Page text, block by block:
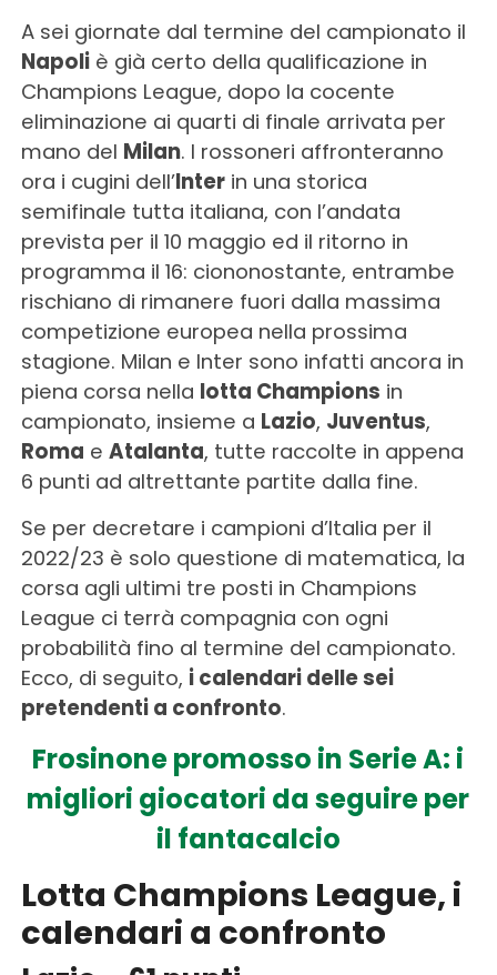
A sei giornate dal termine del campionato il
Napoliè già certo della qualificazione in
Champions League, dopo la cocente
eliminazione ai quarti di finale arrivata per
mano del Milan. I rossoneri affronteranno
ora i cugini dell’Interin una storica
semifinale tutta italiana, con l’andata
prevista per il 10 maggio ed il ritorno in
programma il 16: ciononostante, entrambe
rischiano di rimanere fuori dalla massima
competizione europea nella prossima
stagione. Milan e Inter sono infatti ancora in
piena corsa nella lotta Champions in
campionato, insieme a Lazio, Juventus,
Roma e Atalanta, tutte raccolte in appena
6 punti ad altrettante partite dalla fine.
Se per decretare i campioni d’Italia per il
2022/23 è solo questione di matematica, la
corsa agli ultimi tre posti in Champions
League ci terrà compagnia con ogni
probabilità fino al termine del campionato.
Ecco, di seguito, i calendari delle sei
pretendenti a confronto.
Frosinone promosso in Serie A: i
migliori giocatori da seguire per
il fantacalcio
Lotta Champions League, i
calendari a confronto